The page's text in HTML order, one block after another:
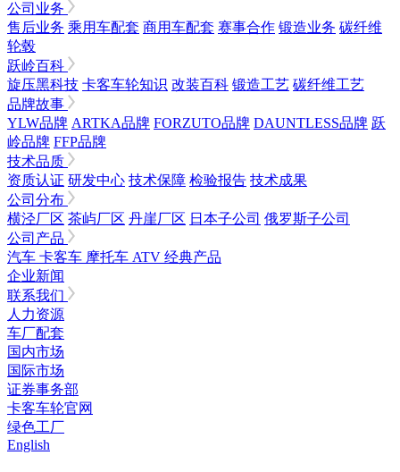
公司业务
售后业务 乘用车配套 商用车配套 赛事合作 锻造业务 碳纤维
轮毂
跃岭百科
旋压黑科技 卡客车轮知识 改装百科 锻造工艺 碳纤维工艺
品牌故事
YLW品牌 ARTKA品牌 FORZUTO品牌 DAUNTLESS品牌 跃
岭品牌 FFP品牌
技术品质
资质认证 研发中心 技术保障 检验报告 技术成果
公司分布
横泾厂区 茶屿厂区 丹崖厂区 日本子公司 俄罗斯子公司
公司产品
汽车 卡客车 摩托车 ATV 经典产品
企业新闻
联系我们
人力资源
车厂配套
国内市场
国际市场
证券事务部
卡客车轮官网
绿色工厂
English